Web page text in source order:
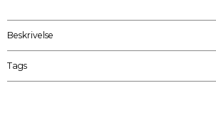
Beskrivelse
Tags